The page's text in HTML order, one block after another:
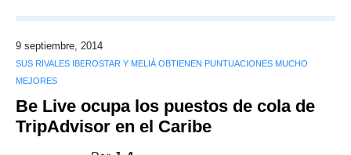
9 septiembre, 2014
SUS RIVALES IBEROSTAR Y MELIÁ OBTIENEN PUNTUACIONES MUCHO
MEJORES
Be Live ocupa los puestos de cola de
TripAdvisor en el Caribe